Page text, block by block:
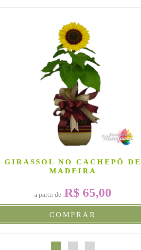
GIRASSOL NO CACHEPÔ DE
MADEIRA
a partir deR$ 65,00
COMPRAR